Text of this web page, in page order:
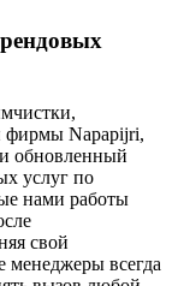
фирмы Napapijri,
обновленный
услуг по
нами работы
свой
всегда